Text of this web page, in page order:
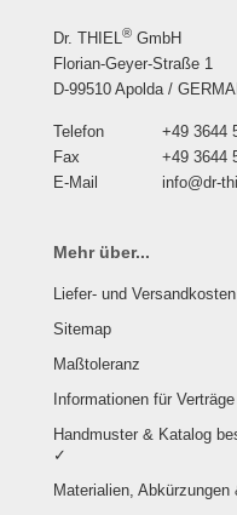
Dr. THIEL® GmbH
Florian-Geyer-Straße 1
D-99510 Apolda /
Telefon
+49 3644
Fax
+49 3644
E-Mail
info@dr-
Mehr über...
Liefer- und Versandkosten
Sitemap
Maßtoleranz
Informationen für Verträge
Handmuster & Katalog
✓
Materialien,